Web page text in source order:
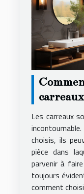
Les carreaux
choisis, ils
pièce dans
parvenir à
toujours
comment